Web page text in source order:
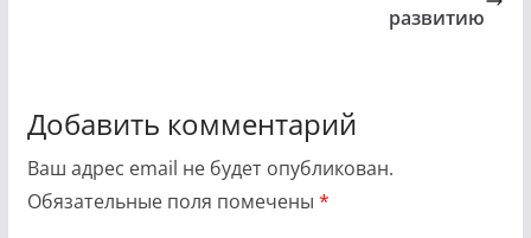
развитию
Добавить комментарий
Ваш адрес email не будет опубликован.
Обязательные поля помечены *